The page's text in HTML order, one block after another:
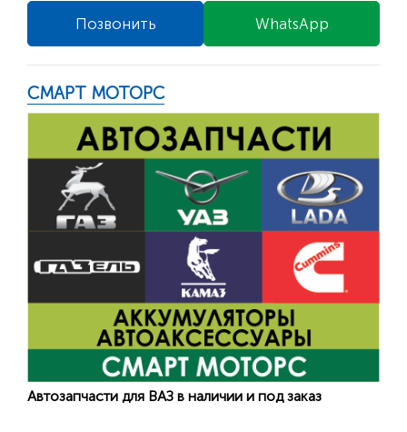
WhatsApp
Позвонить
СМАРТ МОТОРС
Автозапчасти для ВАЗ в наличии и под заказ